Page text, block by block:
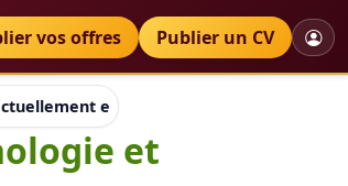
Petites annonces
vos offres Publier un CV
en première année de
et